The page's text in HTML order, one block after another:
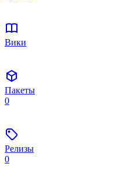
Вики
Пакеты
0
Релизы
0